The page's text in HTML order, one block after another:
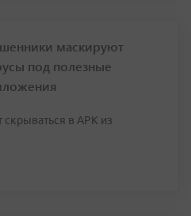
маскируют
под полезные
в APK из